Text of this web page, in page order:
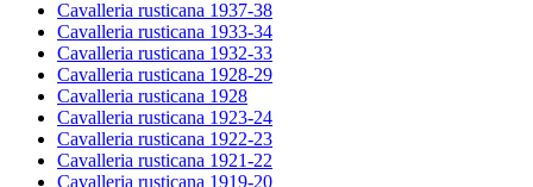
Cavalleria rusticana 1937-38
Cavalleria rusticana 1933-34
Cavalleria rusticana 1932-33
Cavalleria rusticana 1928-29
Cavalleria rusticana 1928
Cavalleria rusticana 1923-24
Cavalleria rusticana 1922-23
Cavalleria rusticana 1921-22
Cavalleria rusticana 1919-20